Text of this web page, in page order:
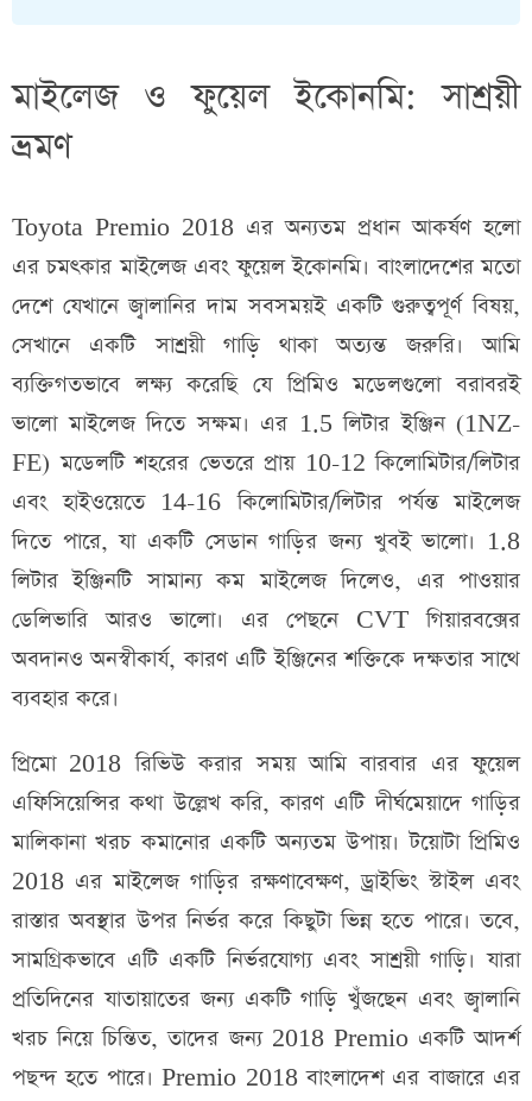
মাইলেজ ও ফুয়েল ইকোনমি: সাশ্রয়ী
ভ্রমণ
Toyota Premio 2018 এর অন্যতম প্রধান আকর্ষণ হলো
এর চমৎকার মাইলেজ এবং ফুয়েল ইকোনমি। বাংলাদেশের মতো
দেশে যেখানে জ্বালানির দাম সবসময়ই একটি গুরুত্বপূর্ণ বিষয়,
সেখানে একটি সাশ্রয়ী গাড়ি থাকা অত্যন্ত জরুরি। আমি
ব্যক্তিগতভাবে লক্ষ্য করেছি যে প্রিমিও মডেলগুলো বরাবরই
ভালো মাইলেজ দিতে সক্ষম। এর 1.5 লিটার ইঞ্জিন (1NZ-
FE) মডেলটি শহরের ভেতরে প্রায় 10-12 কিলোমিটার/লিটার
এবং হাইওয়েতে 14-16 কিলোমিটার/লিটার পর্যন্ত মাইলেজ
দিতে পারে, যা একটি সেডান গাড়ির জন্য খুবই ভালো। 1.8
লিটার ইঞ্জিনটি সামান্য কম মাইলেজ দিলেও, এর পাওয়ার
ডেলিভারি আরও ভালো। এর পেছনে CVT গিয়ারবক্সের
অবদানও অনস্বীকার্য, কারণ এটি ইঞ্জিনের শক্তিকে দক্ষতার সাথে
ব্যবহার করে।
প্রিমো 2018 রিভিউ করার সময় আমি বারবার এর ফুয়েল
এফিসিয়েন্সির কথা উল্লেখ করি, কারণ এটি দীর্ঘমেয়াদে গাড়ির
মালিকানা খরচ কমানোর একটি অন্যতম উপায়। টয়োটা প্রিমিও
2018 এর মাইলেজ গাড়ির রক্ষণাবেক্ষণ, ড্রাইভিং স্টাইল এবং
রাস্তার অবস্থার উপর নির্ভর করে কিছুটা ভিন্ন হতে পারে। তবে,
সামগ্রিকভাবে এটি একটি নির্ভরযোগ্য এবং সাশ্রয়ী গাড়ি। যারা
প্রতিদিনের যাতায়াতের জন্য একটি গাড়ি খুঁজছেন এবং জ্বালানি
খরচ নিয়ে চিন্তিত, তাদের জন্য 2018 Premio একটি আদর্শ
পছন্দ হতে পারে। Premio 2018 বাংলাদেশ এর বাজারে এর